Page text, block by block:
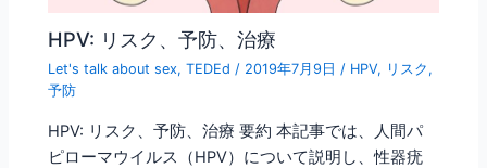
HPV: リスク、予防、治療
Let's talk about sex,TEDEd / 2019年7月9日/ HPV, リスク ,
予防
HPV: リスク、予防、治療 要約 本記事では、人間パ
ピローマウイルス（HPV）について説明し、性器疣